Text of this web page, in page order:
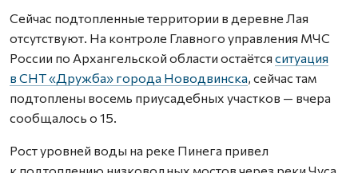
Сейчас подтопленные территории в деревне Лая
отсутствуют. На контроле Главного управления МЧС
России по Архангельской области остаётся ситуация
в СНТ «Дружба» города Новодвинска, сейчас там
подтоплены восемь приусадебных участков — вчера
сообщалось о 15.
Рост уровней воды на реке Пинега привел